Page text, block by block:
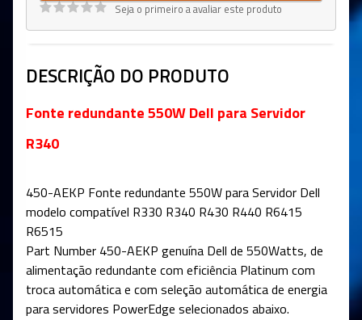
Seja o primeiro a avaliar este produto
DESCRIÇÃO DO PRODUTO
Fonte redundante 550W Dell para Servidor
R340
450-AEKP Fonte redundante 550W para Servidor Dell
modelo compatível R330 R340 R430 R440 R6415
R6515
Part Number 450-AEKP genuína Dell de 550Watts, de
alimentação redundante com eficiência Platinum com
troca automática e com seleção automática de energia
para servidores PowerEdge selecionados abaixo.